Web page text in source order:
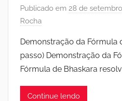
Publicado em 28 de
Rocha
Demonstração da Fórmula
passo) Demonstração da
Fórmula de Bhaskara
Continue lendo